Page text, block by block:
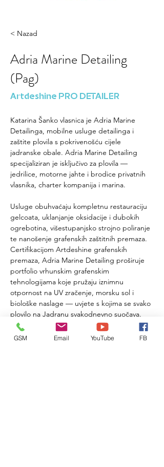
< Nazad
Adria Marine Detailing
(Pag)
Artdeshine PRO DETAILER
Katarina Šanko vlasnica je Adria Marine
Detailinga, mobilne usluge detailinga i
zaštite plovila s pokrivenošću cijele
jadranske obale. Adria Marine Detailing
specijaliziran je isključivo za plovila —
jedrilice, motorne jahte i brodice privatnih
vlasnika, charter kompanija i marina.
Usluge obuhvaćaju kompletnu restauraciju
gelcoata, uklanjanje oksidacije i dubokih
ogrebotina, višestupanjsko strojno poliranje
te nanošenje grafenskih zaštitnih premaza.
Certifikacijom Artdeshine grafenskih
premaza, Adria Marine Detailing proširuje
portfolio vrhunskim grafenskim
tehnologijama koje pružaju iznimnu
otpornost na UV zračenje, morsku sol i
biološke naslage — uvjete s kojima se svako
plovilo na Jadranu svakodnevno suočava.
Mobilni pristup znači da se sve usluge
GSM Email YouTube FB